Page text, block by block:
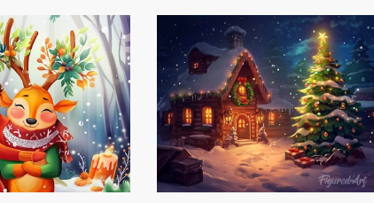
Diamond
Painting
Cabaña
navideña
nevada
40x50cm
con
bastidor
montado